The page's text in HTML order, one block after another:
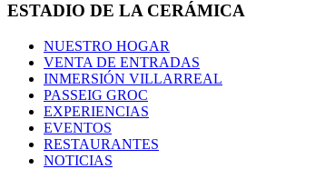
ESTADIO DE LA CERÁMICA
NUESTRO HOGAR
VENTA DE ENTRADAS
INMERSIÓN VILLARREAL
PASSEIG GROC
EXPERIENCIAS
EVENTOS
RESTAURANTES
NOTICIAS